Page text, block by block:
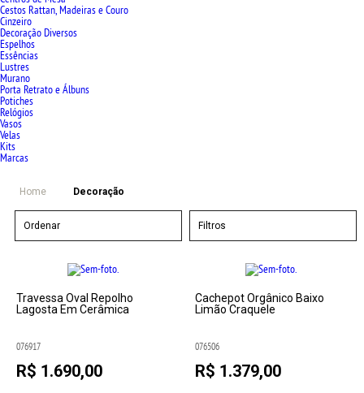
Cestos Rattan, Madeiras e Couro
Cinzeiro
Decoração Diversos
Espelhos
Essências
Lustres
Murano
Porta Retrato e Álbuns
Potiches
Relógios
Vasos
Velas
Kits
Marcas
Home Decoração
Filtros
Ordenar
Travessa Oval Repolho
Lagosta Em Cerâmica
076917
R$ 1.690,00
Cachepot Orgânico Baixo
Limão Craquele
076506
R$ 1.379,00